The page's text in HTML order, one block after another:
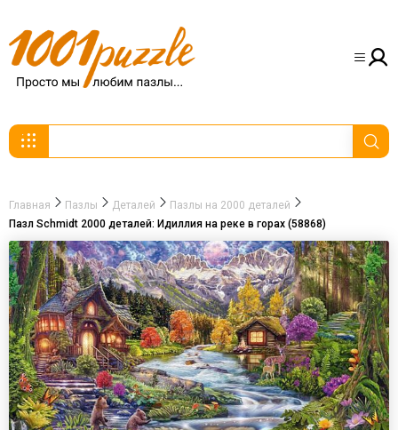
Главная Пазлы Деталей
Пазлы на 2000 деталей
Пазл Schmidt 2000 деталей: Идиллия на реке в горах (58868)